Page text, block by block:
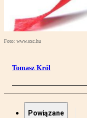
Foto: www.sxc.hu
Tomasz Król
Powiązane